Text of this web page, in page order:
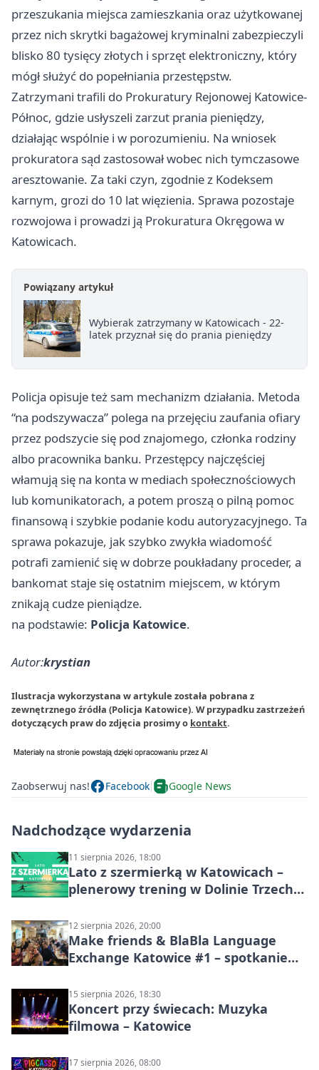
przeszukania miejsca zamieszkania oraz użytkowanej
przez nich skrytki bagażowej kryminalni zabezpieczyli
blisko 80 tysięcy złotych i sprzęt elektroniczny, który
mógł służyć do popełniania przestępstw.
Zatrzymani trafili do Prokuratury Rejonowej Katowice-
Północ, gdzie usłyszeli zarzut prania pieniędzy,
działając wspólnie i w porozumieniu. Na wniosek
prokuratora sąd zastosował wobec nich tymczasowe
aresztowanie. Za taki czyn, zgodnie z Kodeksem
karnym, grozi do 10 lat więzienia. Sprawa pozostaje
rozwojowa i prowadzi ją Prokuratura Okręgowa w
Katowicach.
Powiązany artykuł
Wybierak zatrzymany w Katowicach - 22-
latek przyznał się do prania pieniędzy
Policja opisuje też sam mechanizm działania. Metoda
“na podszywacza” polega na przejęciu zaufania ofiary
przez podszycie się pod znajomego, członka rodziny
albo pracownika banku. Przestępcy najczęściej
włamują się na konta w mediach społecznościowych
lub komunikatorach, a potem proszą o pilną pomoc
finansową i szybkie podanie kodu autoryzacyjnego. Ta
sprawa pokazuje, jak szybko zwykła wiadomość
potrafi zamienić się w dobrze poukładany proceder, a
bankomat staje się ostatnim miejscem, w którym
znikają cudze pieniądze.
na podstawie: Policja Katowice.
Autor:krystian
Ilustracja wykorzystana w artykule została pobrana z
zewnętrznego źródła (Policja Katowice). W przypadku zastrzeżeń
dotyczących praw do zdjęcia prosimy o kontakt.
Zaobserwuj nas! Facebook Google News
Nadchodzące wydarzenia
11 sierpnia 2026, 18:00
Lato z szermierką w Katowicach –
plenerowy trening w Dolinie Trzech
12 sierpnia 2026, 20:00
Make friends & BlaBla Language
Exchange Katowice #1 – spotkanie
15 sierpnia 2026, 18:30
Koncert przy świecach: Muzyka
filmowa – Katowice
17 sierpnia 2026, 08:00